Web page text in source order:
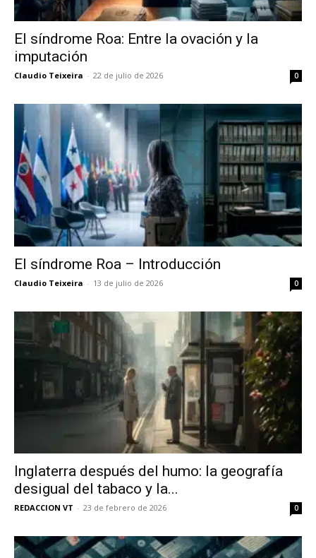
El síndrome Roa: Entre la ovación y la
imputación
Claudio Teixeira - 22 de julio de 2026 0
El síndrome Roa – Introducción
Claudio Teixeira - 13 de julio de 2026 0
Inglaterra después del humo: la geografía
desigual del tabaco y la...
REDACCION VT - 23 de febrero de 2026 0